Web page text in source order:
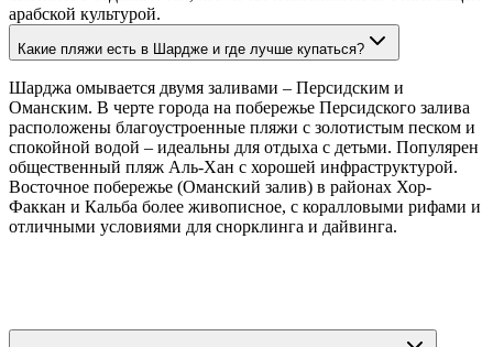
арабской культурой.
Какие пляжи есть в Шардже и где лучше купаться?
Шарджа омывается двумя заливами – Персидским и
Оманским. В черте города на побережье Персидского залива
расположены благоустроенные пляжи с золотистым песком и
спокойной водой – идеальны для отдыха с детьми. Популярен
общественный пляж Аль-Хан с хорошей инфраструктурой.
Восточное побережье (Оманский залив) в районах Хор-
Факкан и Кальба более живописное, с коралловыми рифами и
отличными условиями для снорклинга и дайвинга.